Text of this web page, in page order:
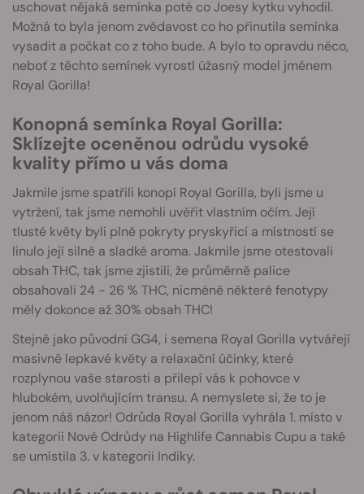
uschovat nějaká semínka poté co Joesy kytku vyhodil.
Možná to byla jenom zvědavost co ho přinutila semínka
vysadit a počkat co z toho bude. A bylo to opravdu něco,
neboť z těchto semínek vyrostl úžasný model jménem
Royal Gorilla!
Konopná semínka Royal Gorilla:
Sklízejte oceněnou odrůdu vysoké
kvality přímo u vás doma
Jakmile jsme spatřili konopí Royal Gorilla, byli jsme u
vytržení, tak jsme nemohli uvěřit vlastním očím. Její
tlusté květy byli plně pokryty pryskyřicí a místností se
linulo její silné a sladké aroma. Jakmile jsme otestovali
obsah THC, tak jsme zjistili, že průměrně palice
obsahovali 24 - 26 % THC, nicméně některé fenotypy
měly dokonce až 30% obsah THC!
Stejně jako původní GG4, i semena Royal Gorilla vytvářejí
masivně lepkavé květy a relaxační účinky, které
rozplynou vaše starosti a přilepí vás k pohovce v
hlubokém, uvolňujícím transu. A nemyslete si, že to je
jenom náš názor! Odrůda Royal Gorilla vyhrála 1. místo v
kategorii Nové Odrůdy na Highlife Cannabis Cupu a také
se umístila 3. v kategorii Indiky.